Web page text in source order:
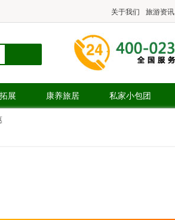
关于我们 旅游资讯
展 康养旅居 私家小包团